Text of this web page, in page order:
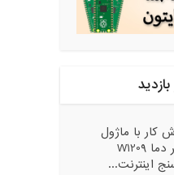
کار با ماژول
کنترلر دما W1209
اینترنت...